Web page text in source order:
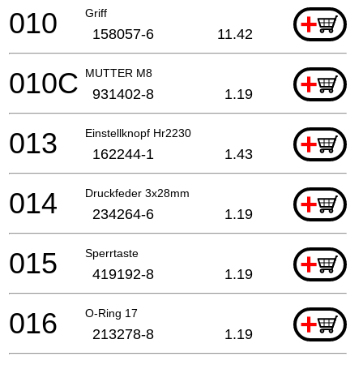
Griff +
010 158057-6 11.42
MUTTER M8 +
010C 931402-8 1.19
Einstellknopf Hr2230 +
013 162244-1 1.43
Druckfeder 3x28mm +
014 234264-6 1.19
Sperrtaste +
015 419192-8 1.19
O-Ring 17 +
016 213278-8 1.19